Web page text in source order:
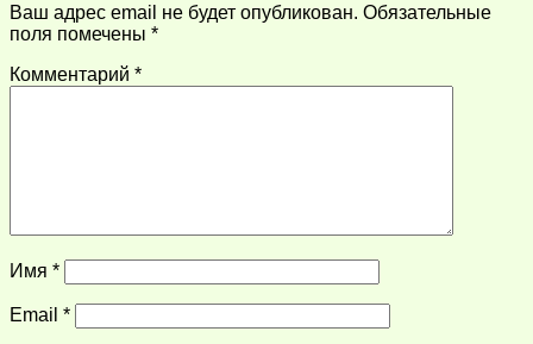
Ваш адрес email не будет опубликован. Обязательные
поля помечены *
Комментарий *
Имя *
Email *